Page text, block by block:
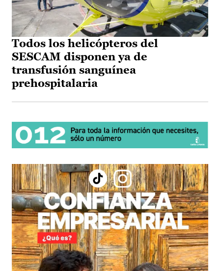
Todos los helicópteros del
SESCAM disponen ya de
transfusión sanguínea
prehospitalaria